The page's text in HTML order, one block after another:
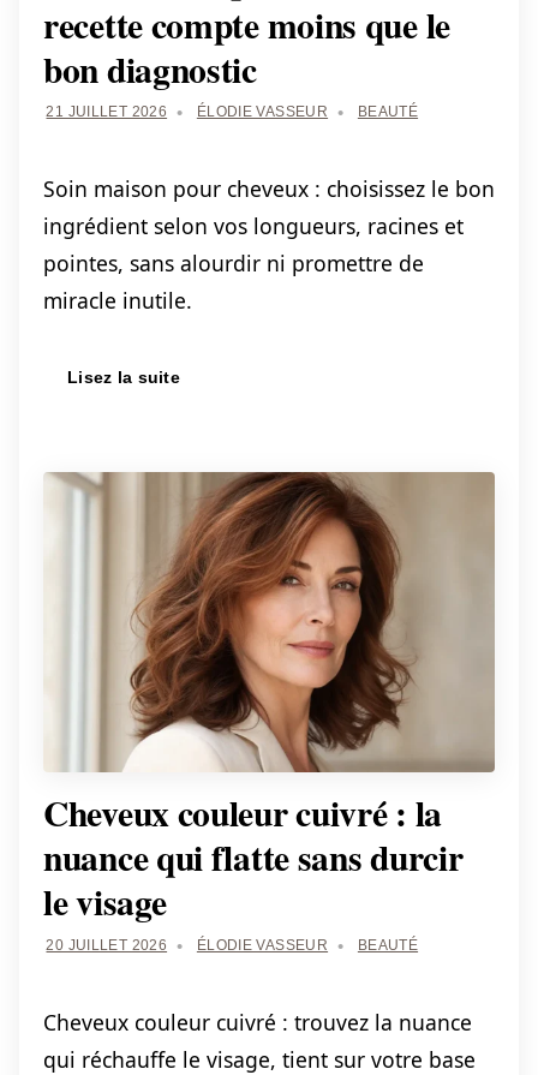
recette compte moins que le
bon diagnostic
21 JUILLET 2026 ÉLODIE VASSEUR BEAUTÉ
Soin maison pour cheveux : choisissez le bon
ingrédient selon vos longueurs, racines et
pointes, sans alourdir ni promettre de
miracle inutile.
Lisez la suite
Cheveux couleur cuivré : la
nuance qui flatte sans durcir
le visage
20 JUILLET 2026 ÉLODIE VASSEUR BEAUTÉ
Cheveux couleur cuivré : trouvez la nuance
qui réchauffe le visage, tient sur votre base